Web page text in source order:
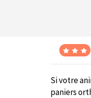
Si votre
paniers